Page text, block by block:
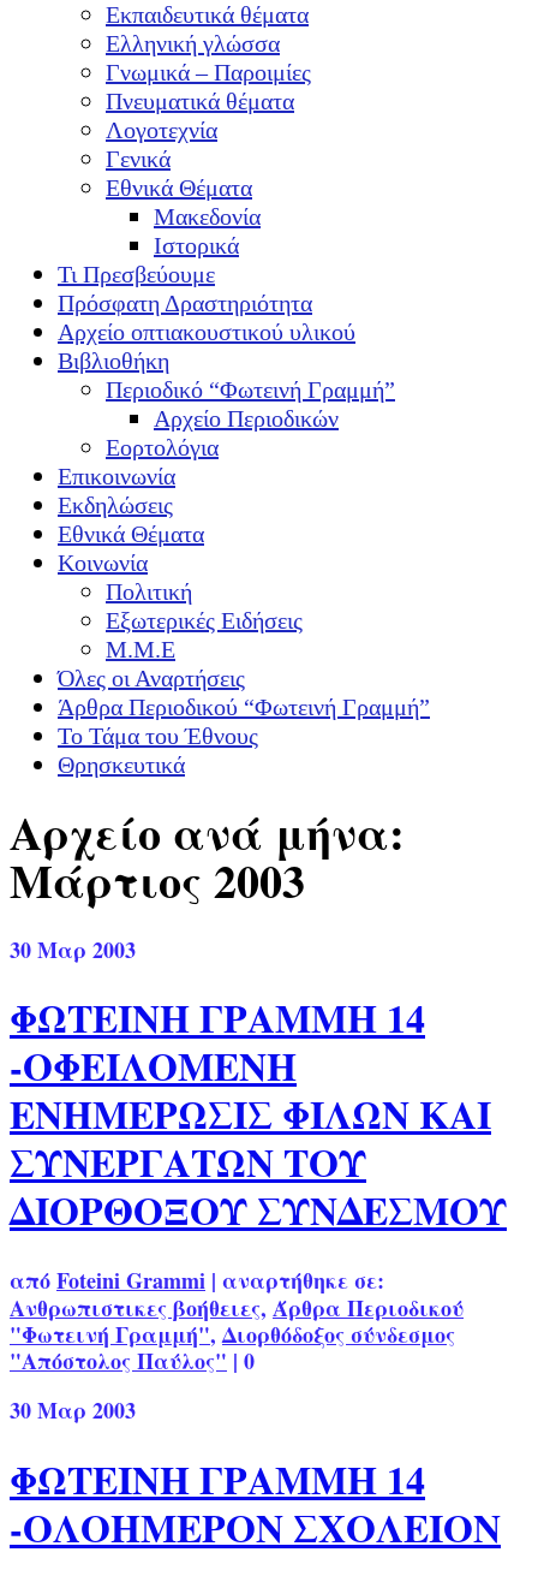
Εκπαιδευτικά θέματα
Ελληνική γλώσσα
Γνωμικά – Παροιμίες
Πνευματικά θέματα
Λογοτεχνία
Γενικά
Εθνικά Θέματα
Μακεδονία
Ιστορικά
Τι Πρεσβεύουμε
Πρόσφατη Δραστηριότητα
Αρχείο οπτιακουστικού υλικού
Βιβλιοθήκη
Περιοδικό “Φωτεινή Γραμμή”
Αρχείο Περιοδικών
Εορτολόγια
Επικοινωνία
Εκδηλώσεις
Εθνικά Θέματα
Κοινωνία
Πολιτική
Εξωτερικές Ειδήσεις
Μ.Μ.Ε
Όλες οι Αναρτήσεις
Άρθρα Περιοδικού “Φωτεινή Γραμμή”
Το Τάμα του Έθνους
Θρησκευτικά
Αρχείο ανά μήνα:
Μάρτιος 2003
30Μαρ 2003
ΦΩΤΕΙΝΗ ΓΡΑΜΜΗ 14
-ΟΦΕΙΛΟΜΕΝΗ
ΕΝΗΜΕΡΩΣΙΣ ΦΙΛΩΝ ΚΑΙ
ΣΥΝΕΡΓΑΤΩΝ ΤΟΥ
ΔΙΟΡΘΟΞΟΥ ΣΥΝΔΕΣΜΟΥ
απόFoteini Grammi | αναρτήθηκε σε:
Ανθρωπιστικες βοήθειες, Άρθρα Περιοδικού
"Φωτεινή Γραμμή",Διορθόδοξος σύνδεσμος
"Απόστολος Παύλος" | 0
30Μαρ 2003
ΦΩΤΕΙΝΗ ΓΡΑΜΜΗ 14
-ΟΛΟΗΜΕΡΟΝ ΣΧΟΛΕΙΟΝ